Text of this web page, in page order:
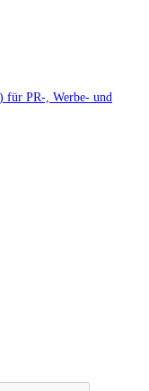
für PR-, Werbe- und